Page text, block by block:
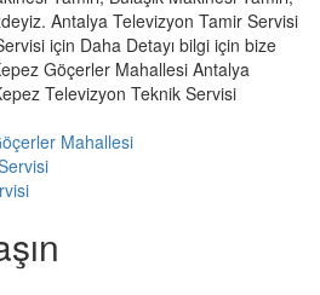
Antalya Televizyon Tamir Servisi
için Daha Detayı bilgi için bize
Göçerler Mahallesi Antalya
Televizyon Teknik Servisi
Mahallesi